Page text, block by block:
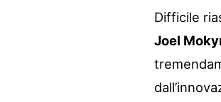
Difficile
Joel